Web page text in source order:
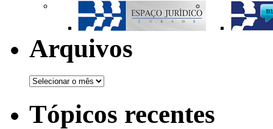
Arquivos
Tópicos recentes